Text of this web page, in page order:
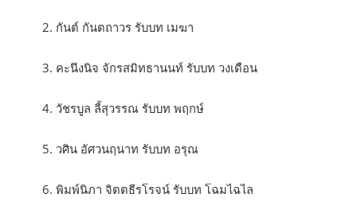
2. กันต์ กันตถาวร รับบท เมฆา
3. คะนึงนิจ จักรสมิทธานนท์ รับบท วงเดือน
4. วัชรบูล ลี้สุวรรณ รับบท พฤกษ์
5. วศิน อัศวนฤนาท รับบท อรุณ
6. พิมพ์นิภา จิตตธีรโรจน์ รับบท โฉมไฉไล